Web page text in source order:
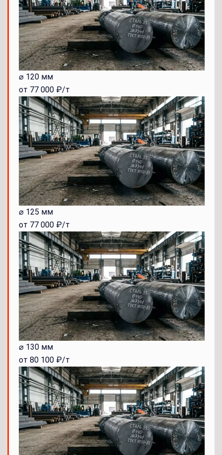
⌀ 120 мм
от 77 000 ₽/т
⌀ 125 мм
от 77 000 ₽/т
⌀ 130 мм
от 80 100 ₽/т